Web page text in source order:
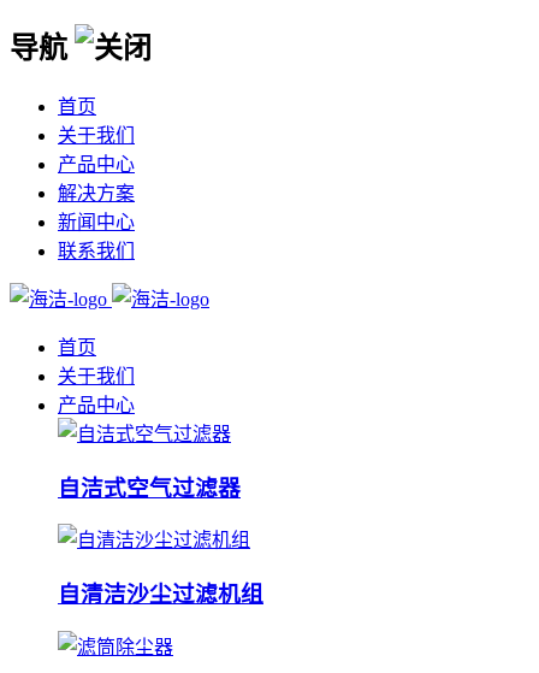
导航
首页
关于我们
产品中心
解决方案
新闻中心
联系我们
首页
关于我们
产品中心
自洁式空气过滤器
自清洁沙尘过滤机组